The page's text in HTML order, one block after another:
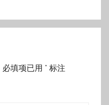
必填项已用 * 标注